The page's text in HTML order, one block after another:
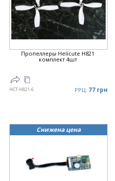
Пропеллеры Helicute H821
комплект 4шт
HCT-H821-6 РРЦ: 77 грн
Снижена цена